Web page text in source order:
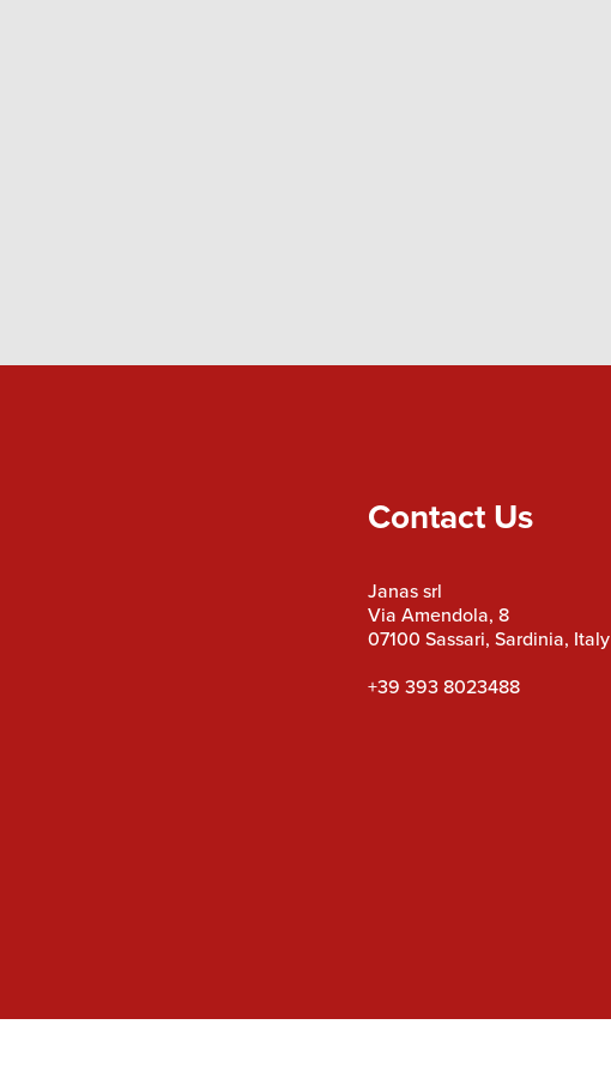
Contact Us
Janas srl
Via Amendola, 8
07100 Sassari, Sardinia, Italy
+39 393 8023488